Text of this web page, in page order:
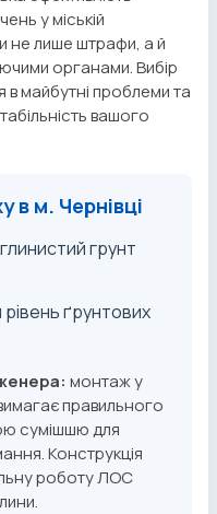
у міській
не лише штрафи, а й
органами. Вибір
в майбутні проблеми та
вашого
в м. Чернівці
глинистий грунт
рівень ґрунтових
монтаж у
правильного
сумішшю для
Конструкція
роботу ЛОС